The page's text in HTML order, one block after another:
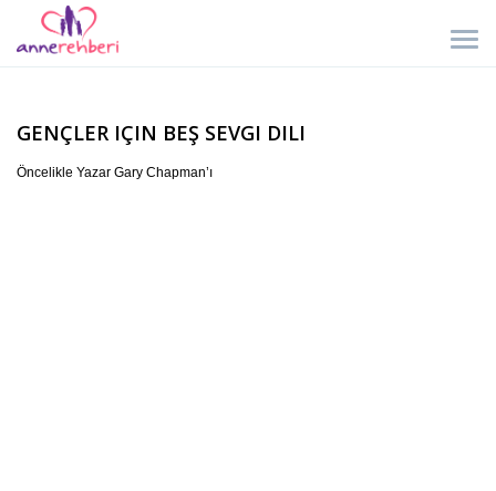
GENÇLER IÇIN BEŞ SEVGI DILI
Öncelikle Yazar Gary Chapman’ı